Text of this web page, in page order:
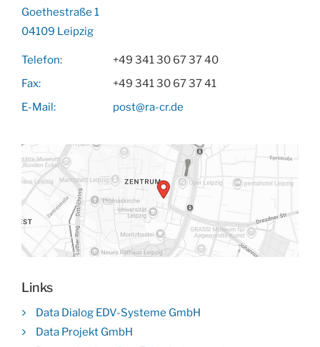
Goethestraße 1
04109 Leipzig
Telefon:
+49 341 30 67 37 40
Fax:
+49 341 30 67 37 41
E-Mail:
post@ra-cr.de
Links
Data Dialog EDV-Systeme GmbH
Data Projekt GmbH